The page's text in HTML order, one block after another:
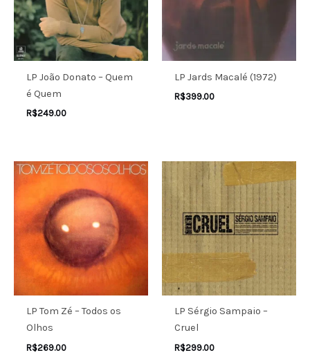
LP João Donato – Quem
é Quem
R$249.00
LP Jards Macalé (1972)
R$399.00
LP Tom Zé – Todos os
Olhos
R$269.00
LP Sérgio Sampaio –
Cruel
R$299.00